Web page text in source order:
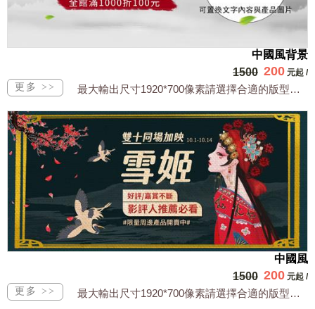
中國風背景
1500 200 元起 /
最大輸出尺寸1920*700像素請選擇合適的版型，文字或相關商品圖須由買方提供文...
中國風
1500 200 元起 /
最大輸出尺寸1920*700像素請選擇合適的版型，文字或相關商品圖須由買方提供文...